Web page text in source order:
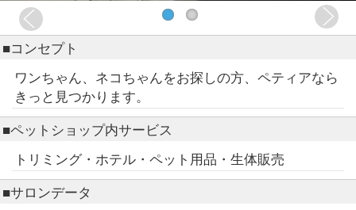
■コンセプト
ワンちゃん、ネコちゃんをお探しの方、ペティアなら
きっと見つかります。
■ペットショップ内サービス
トリミング・ホテル・ペット用品・生体販売
■サロンデータ